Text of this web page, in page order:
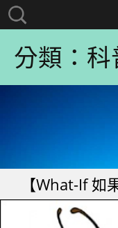
搜
尋：
分類：科
【What-If 如